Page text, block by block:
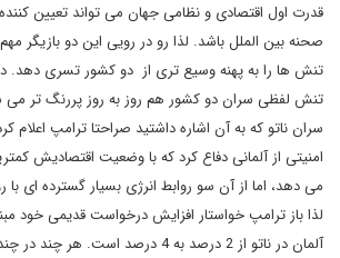
قدرت اول اقتصادی و نظامی جهان می تواند تعیین
صحنه بین الملل باشد. لذا رو در رویی این دو بازیگر
تنش ها را به پهنه وسیع تری از دو کشور تسری دهد.
تنش لفظی سران دو کشور هم روز به روز پررنگ تر
سران ناتو که به آن اشاره داشتید صراحتا ترامپ اعلام
امنیتی از آلمانی دفاع کرد که با وضعیت اقتصادیش
می دهد، اما از آن سو روابط انرژی بسیار گسترده ای با
لذا باز ترامپ خواستار افزایش درخواست قدیمی خود
آلمان در ناتو از 2 درصد به 4 درصد